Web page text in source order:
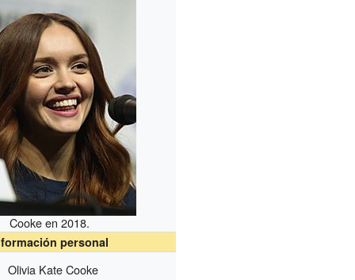
Cooke en 2018.
personal
Olivia Kate Cooke